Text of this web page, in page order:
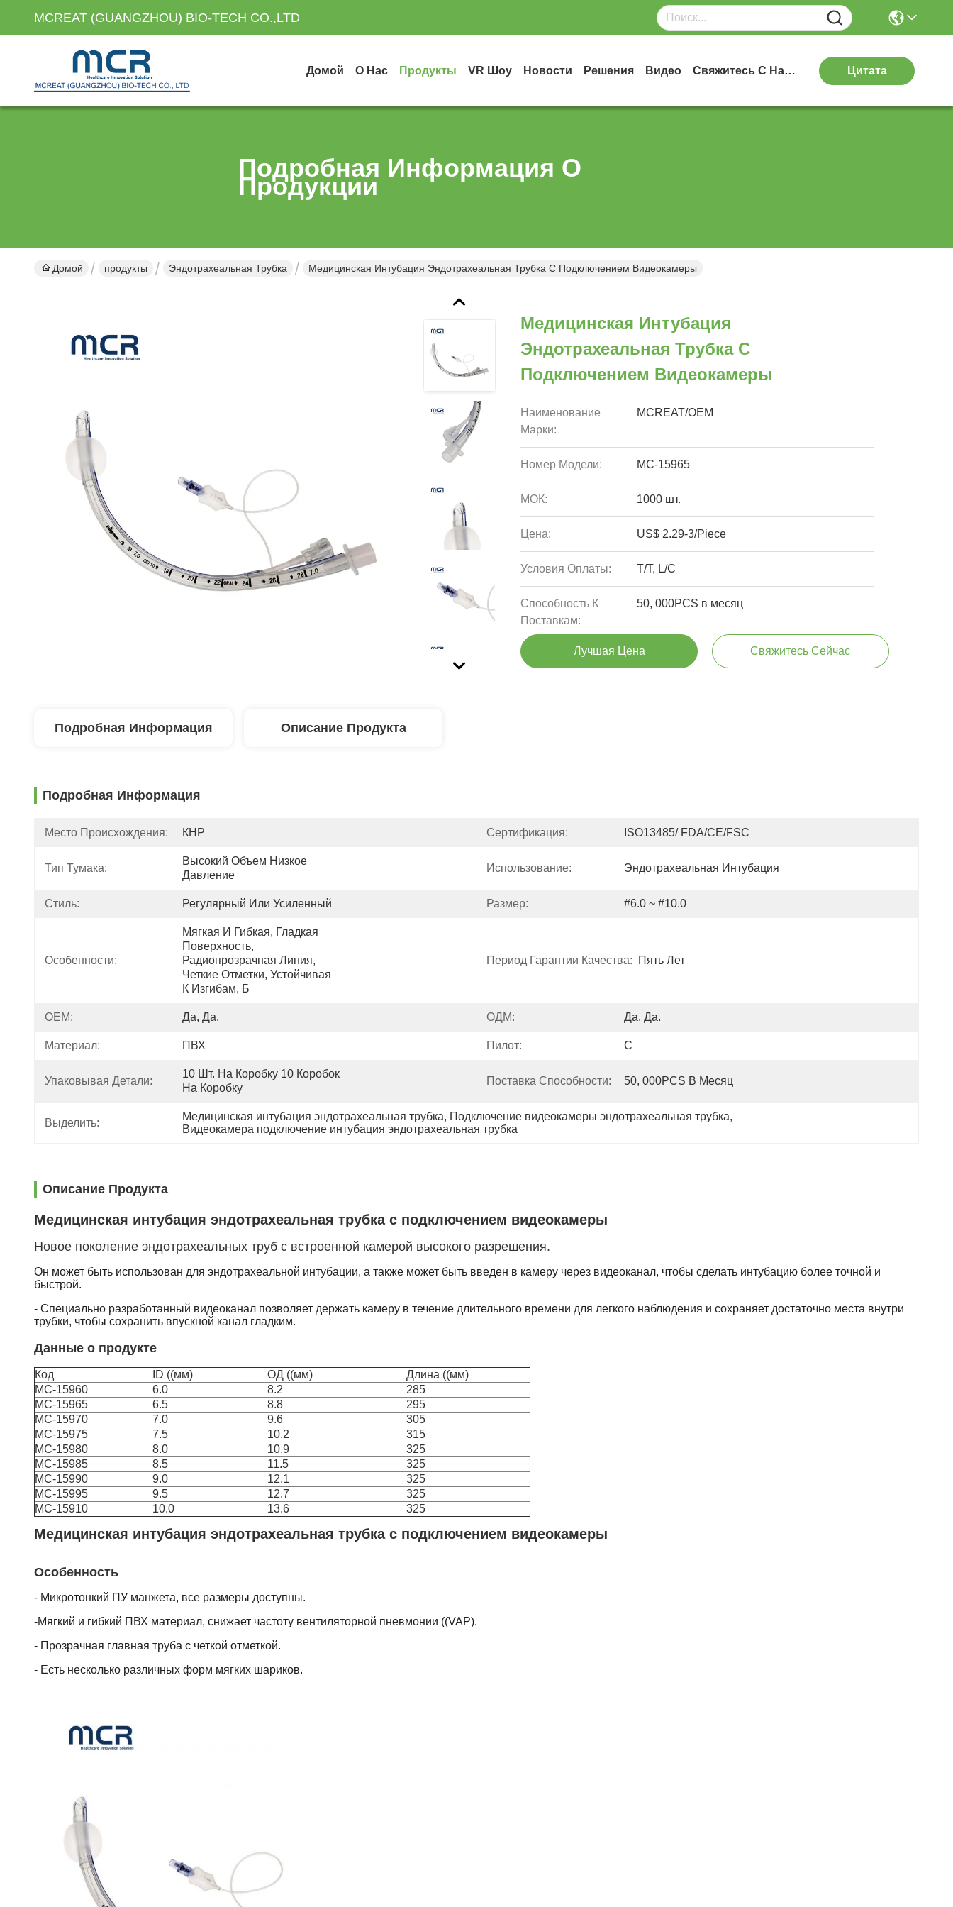
MCREAT (GUANGZHOU) BIO-TECH CO.,LTD
Домой О Нас Продукты VR Шоу Новости Решения Видео Свяжитесь С Нами Цитата
Подробная Информация О
Продукции
Домой продукты Эндотрахеальная Трубка Медицинская Интубация Эндотрахеальная Трубка С Подключением Видеокамеры
Медицинская Интубация
Эндотрахеальная Трубка С
Подключением Видеокамеры
Наименование
Марки:
MCREAT/OEM
Номер Модели: MC-15965
МОК: 1000 шт.
Цена: US$ 2.29-3/Piece
Условия Оплаты: T/T, L/C
Способность К
Поставкам:
50, 000PCS в месяц
Лучшая Цена Свяжитесь Сейчас
Подробная Информация Описание Продукта
Подробная Информация
Место Происхождения: КНР Сертификация: ISO13485/ FDA/CE/FSC
Тип Тумака:
Высокий Объем Низкое
Давление
Использование: Эндотрахеальная Интубация
Стиль: Регулярный Или Усиленный Размер: #6.0 ~ #10.0
Особенности:
Мягкая И Гибкая, Гладкая
Поверхность,
Радиопрозрачная Линия,
Четкие Отметки, Устойчивая
К Изгибам, Б
Период Гарантии Качества: Пять Лет
OEM: Да, Да. ОДМ: Да, Да.
Материал: ПВХ Пилот: С
Упаковывая Детали:
10 Шт. На Коробку 10 Коробок
На Коробку
Поставка Способности: 50, 000PCS В Месяц
Выделить:
Медицинская интубация эндотрахеальная трубка, Подключение видеокамеры эндотрахеальная трубка,
Видеокамера подключение интубация эндотрахеальная трубка
Описание Продукта
Медицинская интубация эндотрахеальная трубка с подключением видеокамеры
Новое поколение эндотрахеальных труб с встроенной камерой высокого разрешения.
Он может быть использован для эндотрахеальной интубации, а также может быть введен в камеру через видеоканал, чтобы сделать интубацию более точной и
быстрой.
- Специально разработанный видеоканал позволяет держать камеру в течение длительного времени для легкого наблюдения и сохраняет достаточно места внутри
трубки, чтобы сохранить впускной канал гладким.
Данные о продукте
Код ID ((мм) ОД ((мм)
Длина ((мм)
MC-15960
6.0 8.2
285
MC-15965
6.5 8.8
295
MC-15970
7.0 9.6
305
MC-15975
7.5 10.2
315
MC-15980
8.0 10.9
325
MC-15985
8.5 11.5
325
MC-15990
9.0 12.1
325
MC-15995
9.5 12.7
325
MC-15910
10.0 13.6 325
Медицинская интубация эндотрахеальная трубка с подключением видеокамеры
Особенность
- Микротонкий ПУ манжета, все размеры доступны.
-Мягкий и гибкий ПВХ материал, снижает частоту вентиляторной пневмонии ((VAP).
- Прозрачная главная труба с четкой отметкой.
- Есть несколько различных форм мягких шариков.